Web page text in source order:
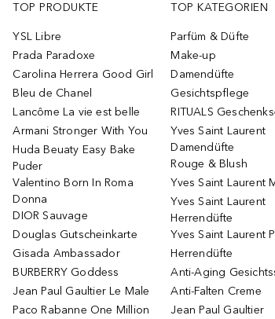
TOP PRODUKTE
YSL Libre
Prada Paradoxe
Carolina Herrera Good Girl
Bleu de Chanel
Lancôme La vie est belle
Armani Stronger With You
Huda Beuaty Easy Bake
Puder
Valentino Born In Roma
Donna
DIOR Sauvage
Douglas Gutscheinkarte
Gisada Ambassador
BURBERRY Goddess
Jean Paul Gaultier Le Male
Paco Rabanne One Million
TOP KATEGORIEN
Parfüm & Düfte
Make-up
Damendüfte
Gesichtspflege
RITUALS
Yves Saint Laurent
Damendüfte
Rouge & Blush
Yves Saint Laurent
Yves Saint Laurent
Herrendüfte
Yves Saint Laurent
Herrendüfte
Anti-Aging
Anti-Falten Creme
Jean Paul Gaultier